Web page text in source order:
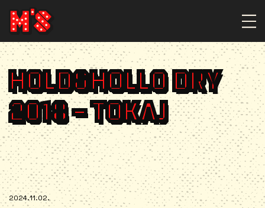
HOLD&HOLLO DRY
2018 – TOKAJ
2024.11.02.